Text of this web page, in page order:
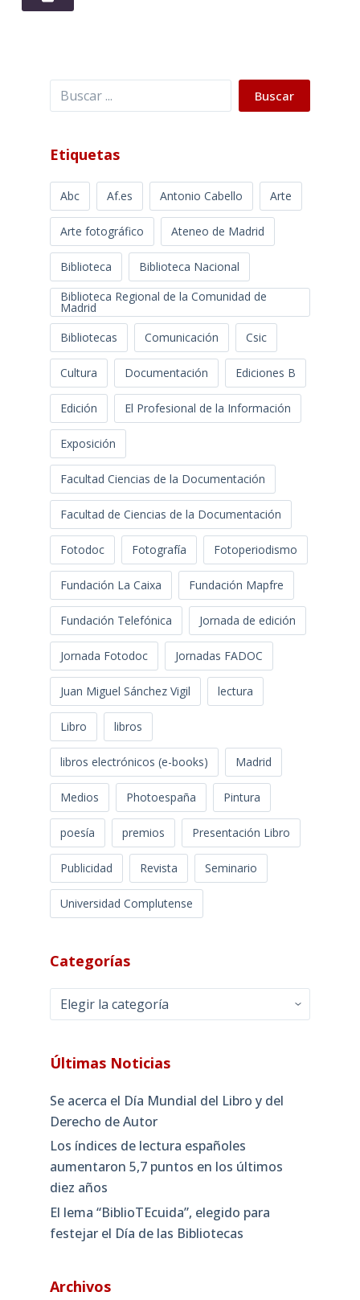
Buscar Buscar
Etiquetas
Abc Af.es Antonio Cabello Arte
Arte fotográfico Ateneo de Madrid
Biblioteca
Biblioteca Nacional
Biblioteca Regional de la Comunidad de
Madrid
Bibliotecas
Comunicación Csic
Cultura Documentación Ediciones B
Edición El Profesional de la Información
Exposición
Facultad Ciencias de la Documentación
Facultad de Ciencias de la Documentación
Fotodoc Fotografía Fotoperiodismo
Fundación La Caixa Fundación Mapfre
Fundación Telefónica Jornada de edición
Jornada Fotodoc Jornadas FADOC
Juan Miguel Sánchez Vigil lectura
Libro libros
libros electrónicos (e-books) Madrid
Medios Photoespaña Pintura
poesía premios Presentación Libro
Publicidad Revista Seminario
Universidad Complutense
Categorías
Categorías
Últimas Noticias
Se acerca el Día Mundial del Libro y del
Derecho de Autor
Los índices de lectura españoles
aumentaron 5,7 puntos en los últimos
diez años
El lema “BiblioTEcuida”, elegido para
festejar el Día de las Bibliotecas
Archivos